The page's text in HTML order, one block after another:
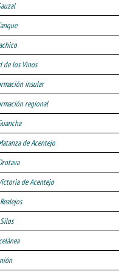
de los Vinos
insular
regional
de Acentejo
de Acentejo